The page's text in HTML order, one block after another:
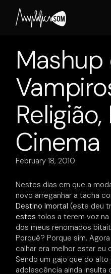
content
Mashup
Cinema
February 18, 2010
Nestes dias em que a
novo arreganhar a tacha
Destino Imortal (este deu
estes tolos a terem voz
dos meus renomados
Porquê? Porque sim.
calhar era melhor estar eu
Sendo um gajo que do
adolescência ainda insulta